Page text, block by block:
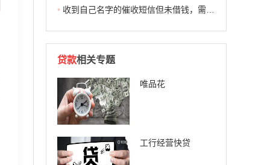
• 收到自己名字的催收短信但未借钱，需要回复退订吗？这里面水很深，千万小心！
贷款相关专题
唯品花
工行经营快贷